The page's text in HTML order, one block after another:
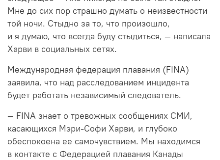
Мне до сих пор страшно думать о неизвестности
той ночи. Стыдно за то, что произошло,
и я думаю, что всегда буду стыдиться, — написала
Харви в социальных сетях.
Международная федерация плавания (FINA)
заявила, что над расследованием инцидента
будет работать независимый следователь.
— FINA знает о тревожных сообщениях СМИ,
касающихся Мэри-Софи Харви, и глубоко
обеспокоена ее самочувствием. Мы находимся
в контакте с Федерацией плавания Канады